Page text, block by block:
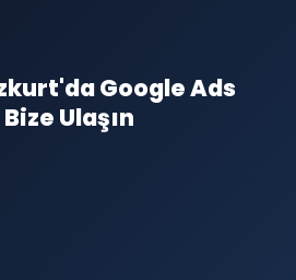
Google Ads
Ulaşın